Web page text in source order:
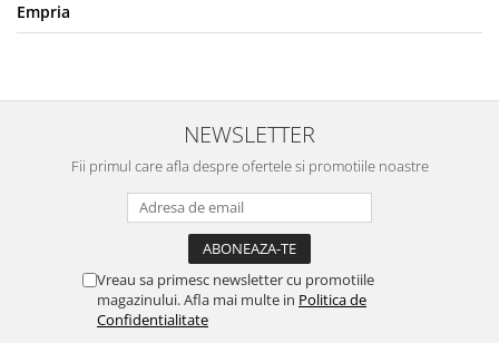
Empria
NEWSLETTER
Fii primul care afla despre ofertele si promotiile noastre
Vreau sa primesc newsletter cu promotiile
magazinului. Afla mai multe in Politica de
Confidentialitate